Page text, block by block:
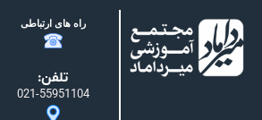
راه های ارتباطی
تلفن:
021-55951104